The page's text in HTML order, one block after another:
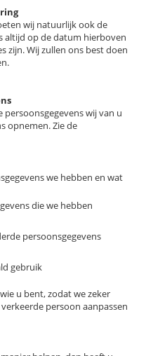
wij natuurlijk ook de
altijd op de datum hierboven
zijn. Wij zullen ons best doen
wij van u
opnemen. Zie de
we hebben en wat
die we hebben
persoonsgegevens
gebruik
u bent, zodat we zeker
persoon aanpassen